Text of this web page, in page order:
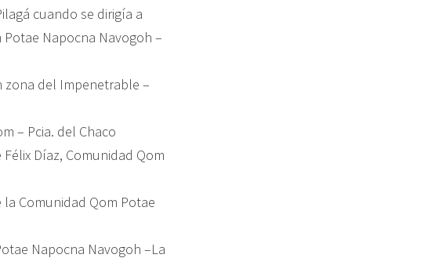
cuando se dirigía a
Napocna Navogoh –
zona del Impenetrable –
– Pcia. del Chaco
Díaz, Comunidad Qom
Comunidad Qom Potae
Napocna Navogoh –La